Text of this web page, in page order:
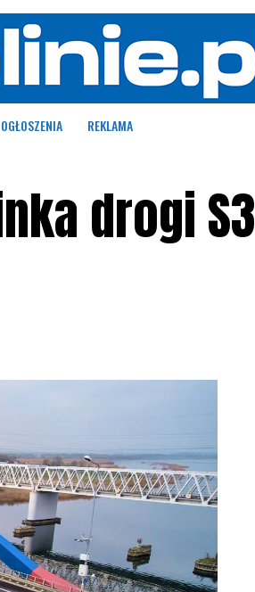
OGŁOSZENIA REKLAMA
drogi S3